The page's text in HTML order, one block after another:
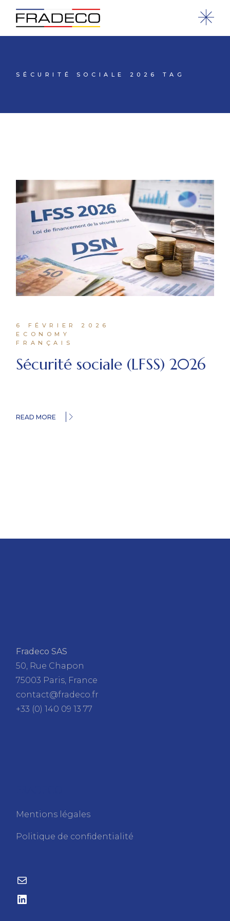
SÉCURITÉ SOCIALE 2026 TAG
6 FÉVRIER 2026
ECONOMY
FRANÇAIS
Sécurité sociale (LFSS) 2026
READ MORE
Fradeco SAS
50, Rue Chapon
75003 Paris, France
contact@fradeco.fr
+33 (0) 140 09 13 77
Mentions légales
Politique de confidentialité